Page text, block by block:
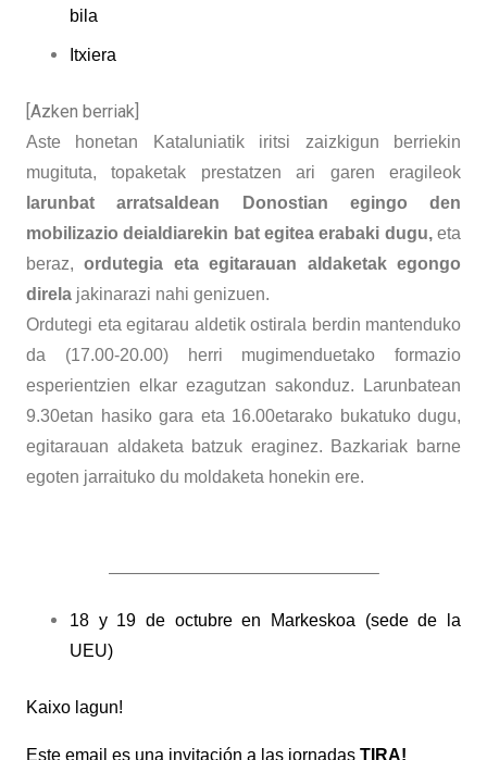
bila
Itxiera
[Azken berriak]
Aste honetan Kataluniatik iritsi zaizkigun berriekin
mugituta, topaketak prestatzen ari garen eragileok
larunbat arratsaldean Donostian egingo den
mobilizazio deialdiarekin bat egitea erabaki dugu,eta
beraz,ordutegia eta egitarauan aldaketak egongo
direla jakinarazi nahi genizuen.
Ordutegi eta egitarau aldetik ostirala berdin mantenduko
da (17.00-20.00) herri mugimenduetako formazio
esperientzien elkar ezagutzan sakonduz. Larunbatean
9.30etan hasiko gara eta 16.00etarako bukatuko dugu,
egitarauan aldaketa batzuk eraginez. Bazkariak barne
egoten jarraituko du moldaketa honekin ere.
———————————————–
18 y 19 de octubre en Markeskoa (sede de la
UEU)
Kaixo lagun!
Este email es una invitación a las jornadas TIRA!